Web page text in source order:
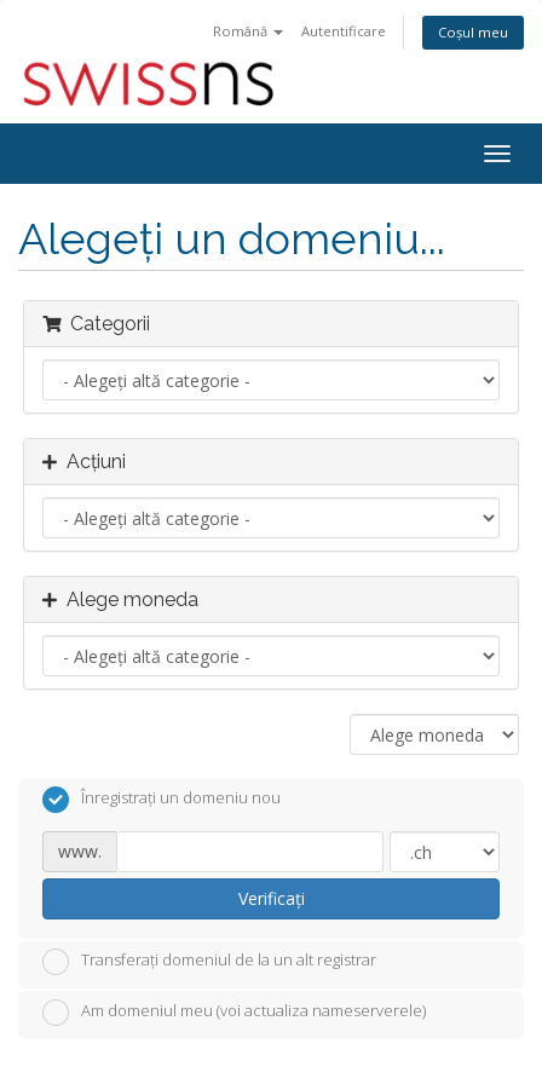
Română Autentificare Coșul meu
Alegeți un domeniu...
Categorii
Acțiuni
Alege moneda
Înregistrați un domeniu nou
www.
Verificați
Transferați domeniul de la un alt registrar
Am domeniul meu (voi actualiza nameserverele)